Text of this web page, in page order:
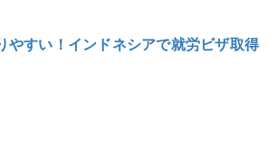
やすい！インドネシアで就労ビザ取得